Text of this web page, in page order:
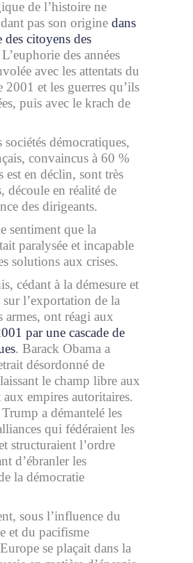
de l’histoire ne
pas son origine dans
des citoyens des
des années
avec les attentats du
2001 et les guerres qu’ils
puis avec le krach de
sociétés démocratiques,
convaincus à 60 %
est en déclin, sont très
découle en réalité de
des dirigeants.
sentiment que la
paralysée et incapable
solutions aux crises.
cédant à la démesure et
l’exportation de la
armes, ont réagi aux
par une cascade de
. Barack Obama a
désordonné de
le champ libre aux
aux empires autoritaires.
a démantelé les
qui fédéraient les
structuraient l’ordre
d’ébranler les
la démocratie
sous l’influence du
et du pacifisme
se plaçait dans la